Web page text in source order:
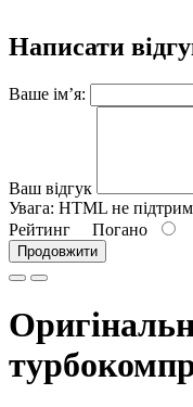
Написати
Ваше ім’я:
Ваш відгук
Увага: HTML не
Рейтинг Погано
Продовжити